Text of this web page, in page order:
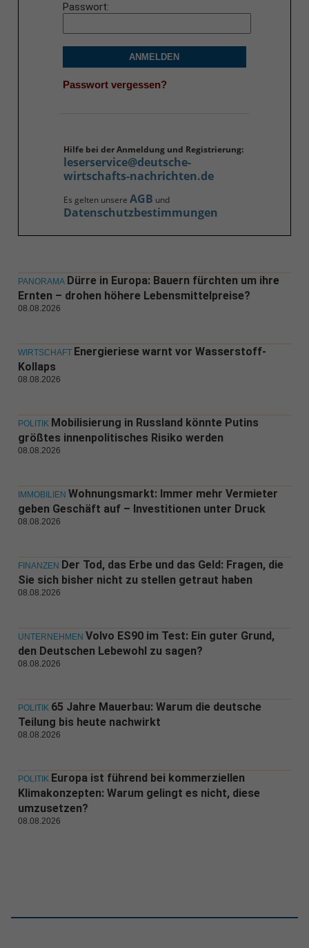
Passwort
ANMELDEN
Passwort vergessen?
Hilfe bei der Anmeldung und Registrierung:
leserservice@deutsche-
wirtschafts-nachrichten.de
Es gelten unsere AGB und
Datenschutzbestimmungen
PANORAMA Dürre in Europa: Bauern fürchten um ihre
Ernten – drohen höhere Lebensmittelpreise?
08.08.2026
WIRTSCHAFT Energieriese warnt vor Wasserstoff-
Kollaps
08.08.2026
POLITIK Mobilisierung in Russland könnte Putins
größtes innenpolitisches Risiko werden
08.08.2026
IMMOBILIEN Wohnungsmarkt: Immer mehr Vermieter
geben Geschäft auf – Investitionen unter Druck
08.08.2026
FINANZEN Der Tod, das Erbe und das Geld: Fragen, die
Sie sich bisher nicht zu stellen getraut haben
08.08.2026
UNTERNEHMEN Volvo ES90 im Test: Ein guter Grund,
den Deutschen Lebewohl zu sagen?
08.08.2026
POLITIK 65 Jahre Mauerbau: Warum die deutsche
Teilung bis heute nachwirkt
08.08.2026
POLITIK Europa ist führend bei kommerziellen
Klimakonzepten: Warum gelingt es nicht, diese
umzusetzen?
08.08.2026